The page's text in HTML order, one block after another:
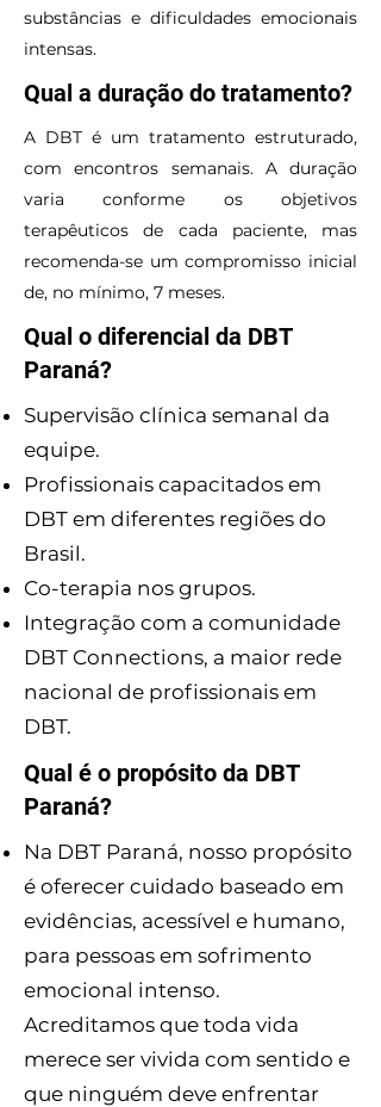
substâncias e dificuldades emocionais
intensas.
Qual a duração do tratamento?
A DBT é um tratamento estruturado,
com encontros semanais. A duração
varia conforme os objetivos
terapêuticos de cada paciente, mas
recomenda-se um compromisso inicial
de, no mínimo, 7 meses.
Qual o diferencial da DBT
Paraná?
Supervisão clínica semanal da
equipe.
Profissionais capacitados em
DBT em diferentes regiões do
Brasil.
Co-terapia nos grupos.
Integração com a comunidade
DBT Connections, a maior rede
nacional de profissionais em
DBT.
Qual é o propósito da DBT
Paraná?
Na DBT Paraná, nosso propósito
é oferecer cuidado baseado em
evidências, acessível e humano,
para pessoas em sofrimento
emocional intenso.
Acreditamos que toda vida
merece ser vivida com sentido e
que ninguém deve enfrentar